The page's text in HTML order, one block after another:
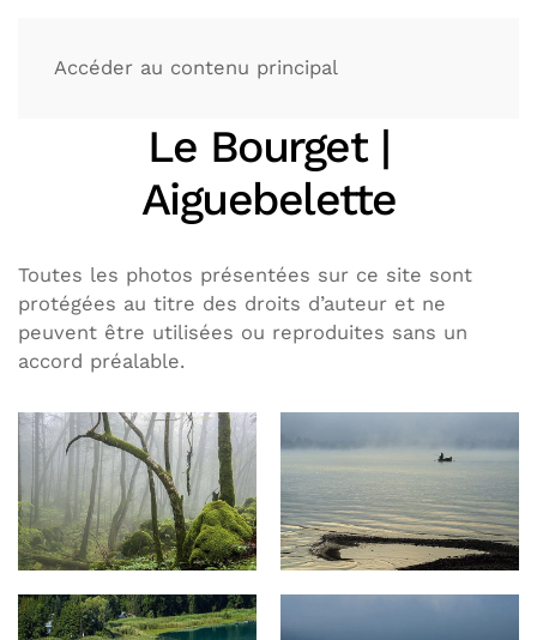
Accéder au contenu principal
Le Bourget |
Aiguebelette
Toutes les photos présentées sur ce site sont
protégées au titre des droits d’auteur et ne
peuvent être utilisées ou reproduites sans un
accord préalable.